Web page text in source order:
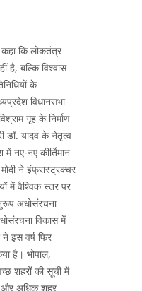
कहा कि लोकतंत्र
है, बल्कि विश्वास
के
विधानसभा
गृह के निर्माण
डॉ. यादव के नेतृत्व
नए-नए कीर्तिमान
ने इंफ्रास्ट्रक्चर
में वैश्विक स्तर पर
अधोसंरचना
विकास में
ने इस वर्ष फिर
है। भोपाल,
शहरों की सूची में
और अधिक शहर